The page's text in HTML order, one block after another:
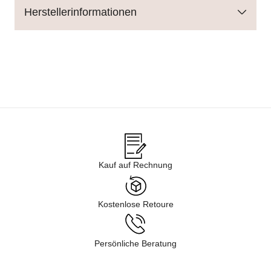
Herstellerinformationen
Kauf auf Rechnung
Kostenlose Retoure
Persönliche Beratung